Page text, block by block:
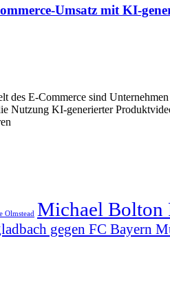
Umsatz mit KI-
des E-Commerce sind
Nutzung KI-generierter
Olmstead Michael Bolton
gegen FC Bayern